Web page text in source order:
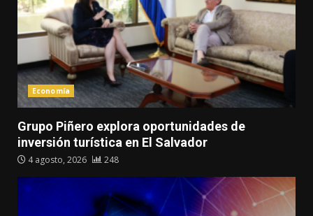
Economía
Grupo Piñero explora oportunidades de
inversión turística en El Salvador
4 agosto, 2026 248